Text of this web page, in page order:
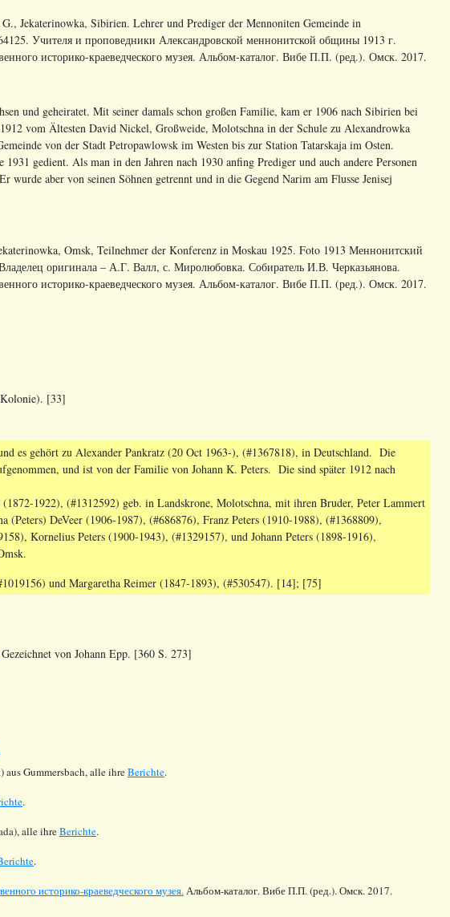
Jekaterinowka, Sibirien. Lehrer und Prediger der Mennoniten Gemeinde in
Учителя и проповедники Александровской меннонитской общины 1913 г.
историко-краеведческого музея. Альбом-каталог. Вибе П.П. (ред.). Омск. 2017.
und geheiratet. Mit seiner damals schon großen Familie, kam er 1906 nach Sibirien bei
vom Ältesten David Nickel, Großweide, Molotschna in der Schule zu Alexandrowka
von der Stadt Petropawlowsk im Westen bis zur Station Tatarskaja im Osten.
gedient. Als man in den Jahren nach 1930 anfing Prediger und auch andere Personen
aber von seinen Söhnen getrennt und in die Gegend Narim am Flusse Jenisej
Omsk, Teilnehmer der Konferenz in Moskau 1925. Foto 1913 Меннонитский
оригинала – А.Г. Валл, с. Миролюбовка. Собиратель И.В. Черказьянова.
историко-краеведческого музея. Альбом-каталог. Вибе П.П. (ред.). Омск. 2017.
[33]
es gehört zu Alexander Pankratz (20 Oct 1963-), (#1367818), in Deutschland. Die
und ist von der Familie von Johann K. Peters. Die sind später 1912 nach
1922), (#1312592) geb. in Landskrone, Molotschna, mit ihren Bruder, Peter Lammert
DeVeer (1906-1987), (#686876), Franz Peters (1910-1988), (#1368809),
Kornelius Peters (1900-1943), (#1329157), und Johann Peters (1898-1916),
und Margaretha Reimer (1847-1893), (#530547). [14]; [75]
Gezeichnet von Johann Epp. [360 S. 273]
aus Gummersbach, alle ihreBerichte.
.
alle ihreBerichte.
.
историко-краеведческого музея.Альбом-каталог. Вибе П.П. (ред.). Омск. 2017.